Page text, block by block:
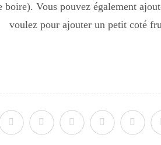
Vous pouvez également
voulez pour ajouter un petit coté